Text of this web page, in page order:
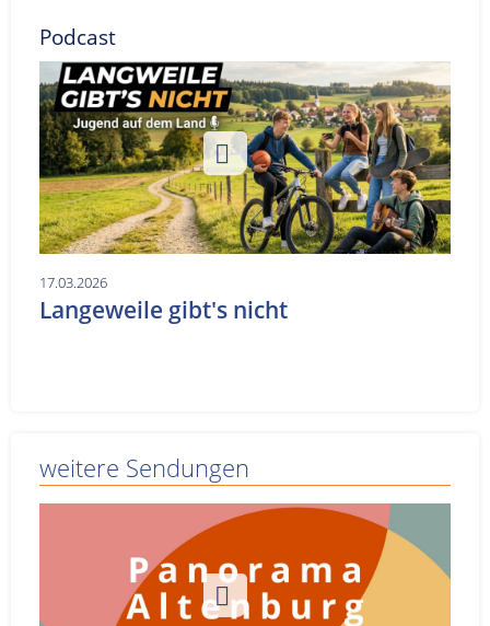
Podcast
17.03.2026
Langeweile gibt's nicht
weitere Sendungen